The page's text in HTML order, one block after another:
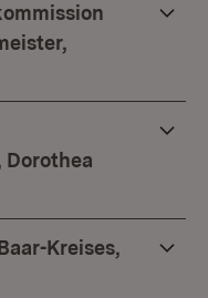
Dorothea
Kreises,